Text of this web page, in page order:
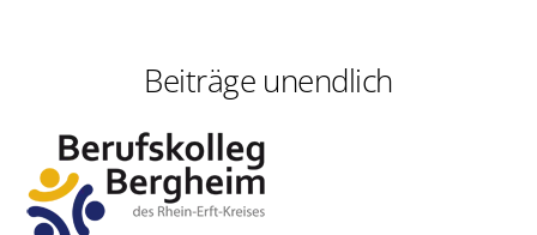
Beiträge unendlich